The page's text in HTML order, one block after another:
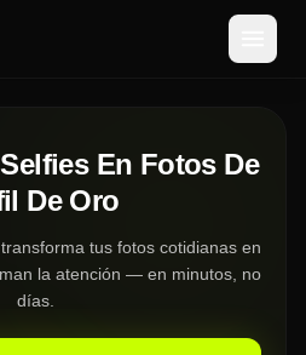
SESIÓN REGISTRARSE
En Fotos De
De Oro
tus fotos cotidianas en
la atención — en minutos, no
días.